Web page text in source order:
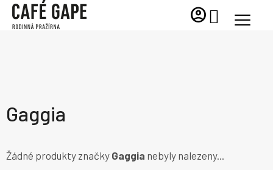
Přejít
account_circle
NÁKUPNÍ
KOŠÍK
Gaggia
Žádné produkty značky Gaggia nebyly nalezeny...